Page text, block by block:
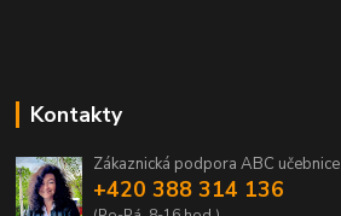
Kontakty
Zákaznická podpora ABC učebnice
+420 388 314 136